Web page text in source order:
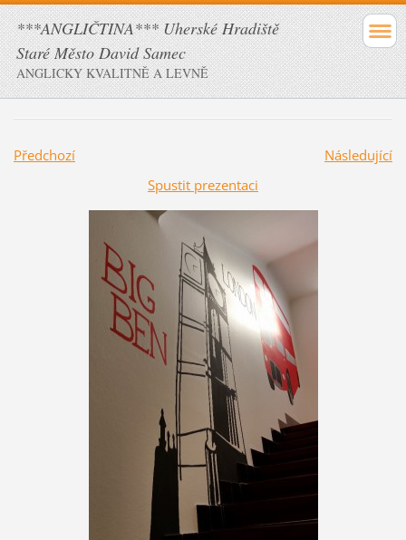
***ANGLIČTINA*** Uherské Hradiště
Staré Město David Samec
ANGLICKY KVALITNĚ A LEVNĚ
Předchozí
Následující
Spustit prezentaci